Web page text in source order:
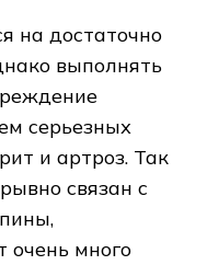
на достаточно
выполнять
серьезных
и артроз. Так
связан с
очень много